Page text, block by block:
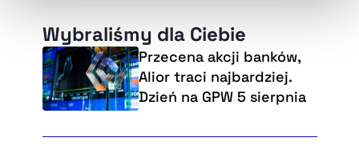
Wybraliśmy dla Ciebie
Przecena akcji banków,
Alior traci najbardziej.
Dzień na GPW 5 sierpnia